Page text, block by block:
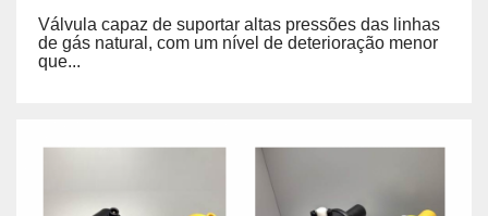
Válvula capaz de suportar altas pressões das linhas
de gás natural, com um nível de deterioração menor
que...